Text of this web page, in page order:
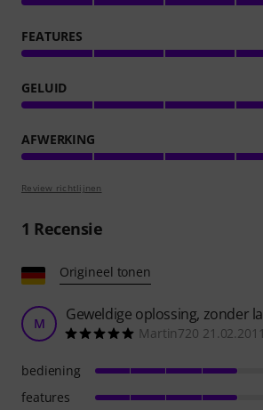
FEATURES
GELUID
AFWERKING
Review richtlijnen
1 Recensie
Origineel tonen
M Geweldige oplossing, zonder
Martin720 21.02.2011
bediening
features